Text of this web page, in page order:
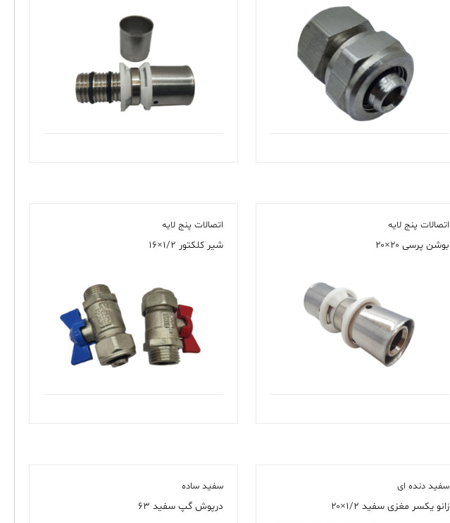
اتصالات پنج لایه
بوشن پرسی ۲۰×۲۰
اتصالات پنج لایه
شیر کلکتور ۱/۲×۱۶
سفید دنده ای
زانو یکسر مغزی سفید ۱/۲×۲۰
سفید ساده
درپوش گپ سفید ۶۳